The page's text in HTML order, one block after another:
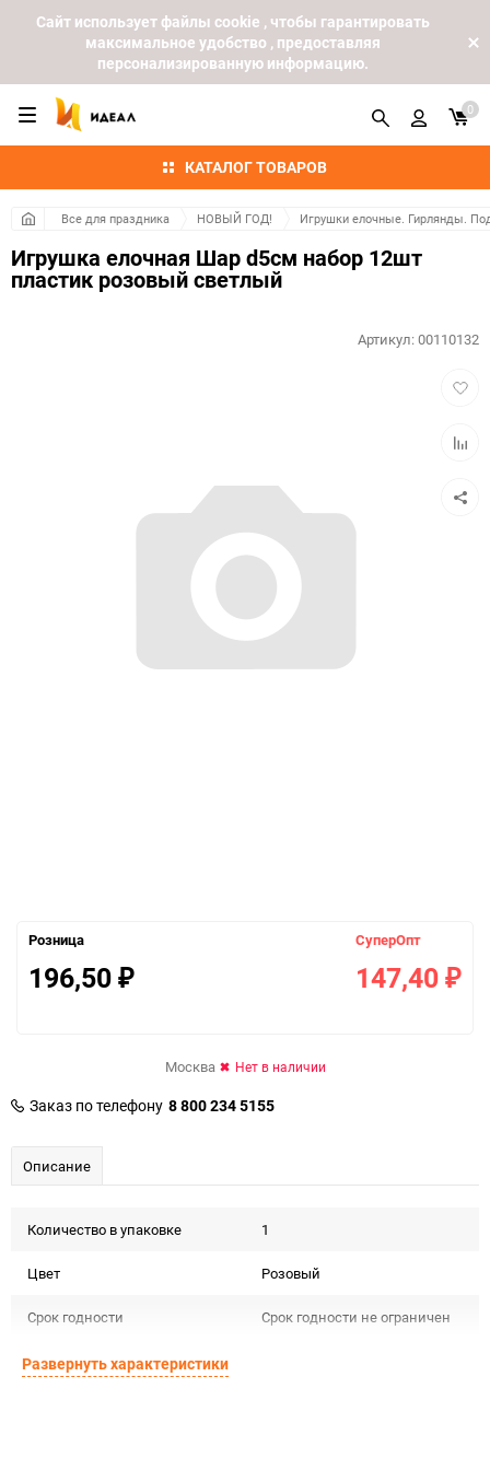
Cайт использует файлы cookie , чтобы гарантировать
максимальное удобство , предоставляя
персонализированную информацию.
КАТАЛОГ ТОВАРОВ
0
Все для праздника НОВЫЙ ГОД! Игрушки елочные. Гирлянды.
Игрушка елочная Шар d5см набор 12шт
пластик розовый светлый
Артикул:00110132
Розница
196,50 ₽
СуперОпт
147,40 ₽
Москва Нет в наличии
Заказ по телефону 8 800 234 5155
Описание
Количество в упаковке 1
Цвет Розовый
Срок годности Срок годности не ограничен
Страна изготовителя
Развернуть характеристики